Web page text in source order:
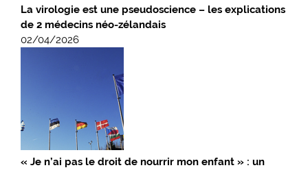
La virologie est une pseudoscience – les explications
de 2 médecins néo-zélandais
02/04/2026
« Je n’ai pas le droit de nourrir mon enfant » : un